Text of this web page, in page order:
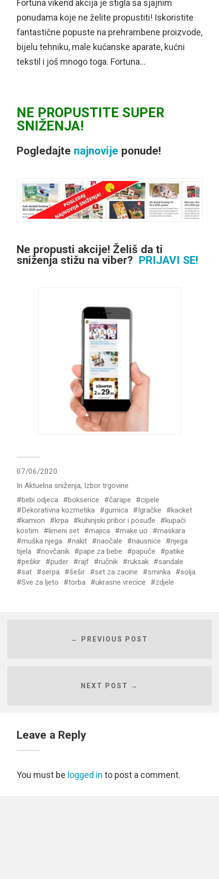
Fortuna vikend akcija je stigla sa sjajnim
ponudama koje ne želite propustiti! Iskoristite
fantastične popuste na prehrambene proizvode,
bijelu tehniku, male kućanske aparate, kućni
tekstil i još mnogo toga. Fortuna…
NE PROPUSTITE SUPER
SNIŽENJA!
Pogledajte najnovije ponude!
Ne propusti akcije! Želiš da ti
sniženja stižu na viber? PRIJAVI SE!
07/06/2020
In Aktuelna sniženja, Izbor trgovine
bebi odjeca
bokserice čarape
cipele
Dekorativna kozmetika
gumica Igračke
kacket
kamion
krpa kuhinjski pribor i posuđe
kupaći
kostim
limeni set majica make uo
maskara
muška njega
nakit naočale nausnice
njega
tijela
novčanik pape za bebe papuče
patike
peškir
puder rajf ručnik ruksak
sandale
sat
serpa šešir set za zacine sminka
solja
Sve za ljeto
torba ukrasne vrecice zdjele
← PREVIOUS POST
NEXT POST →
Leave a Reply
You must be logged in to post a comment.